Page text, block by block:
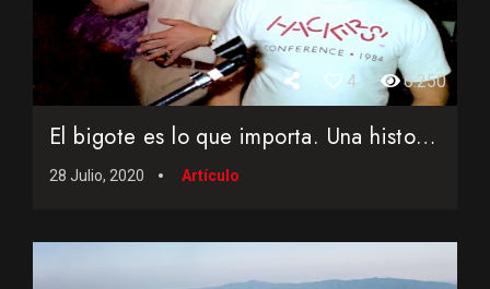
4 6.250
El bigote es lo que importa. Una historia del Apple Macintos...
28 Julio, 2020 Artículo